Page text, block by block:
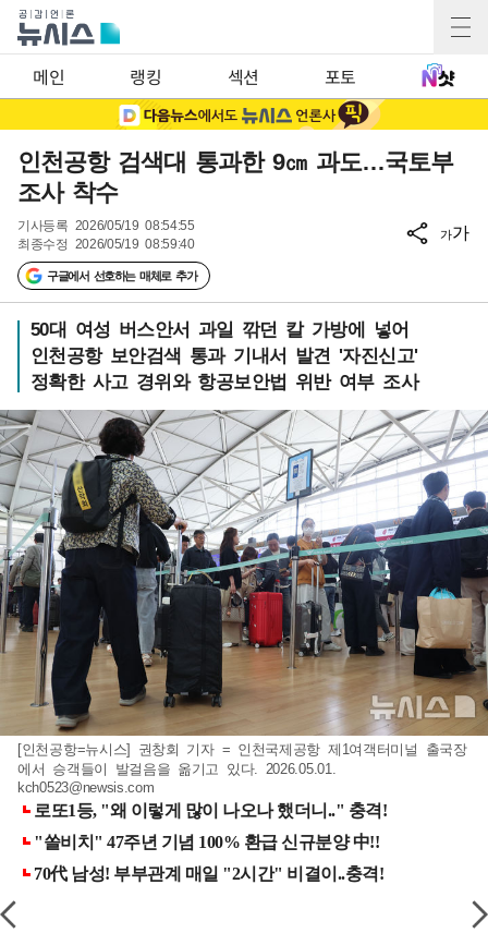
메인 랭킹 섹션 포토
인천공항 검색대 통과한 9㎝ 과도…국토부
조사 착수
기사등록 2026/05/19 08:54:55
최종수정 2026/05/19 08:59:40
구글에서 선호하는 매체로 추가
가가
50대 여성 버스안서 과일 깎던 칼 가방에 넣어
인천공항 보안검색 통과 기내서 발견 '자진신고'
정확한 사고 경위와 항공보안법 위반 여부 조사
[인천공항=뉴시스] 권창회 기자 = 인천국제공항 제1여객터미널 출국장
에서 승객들이 발걸음을 옮기고 있다. 2026.05.01.
kch0523@newsis.com